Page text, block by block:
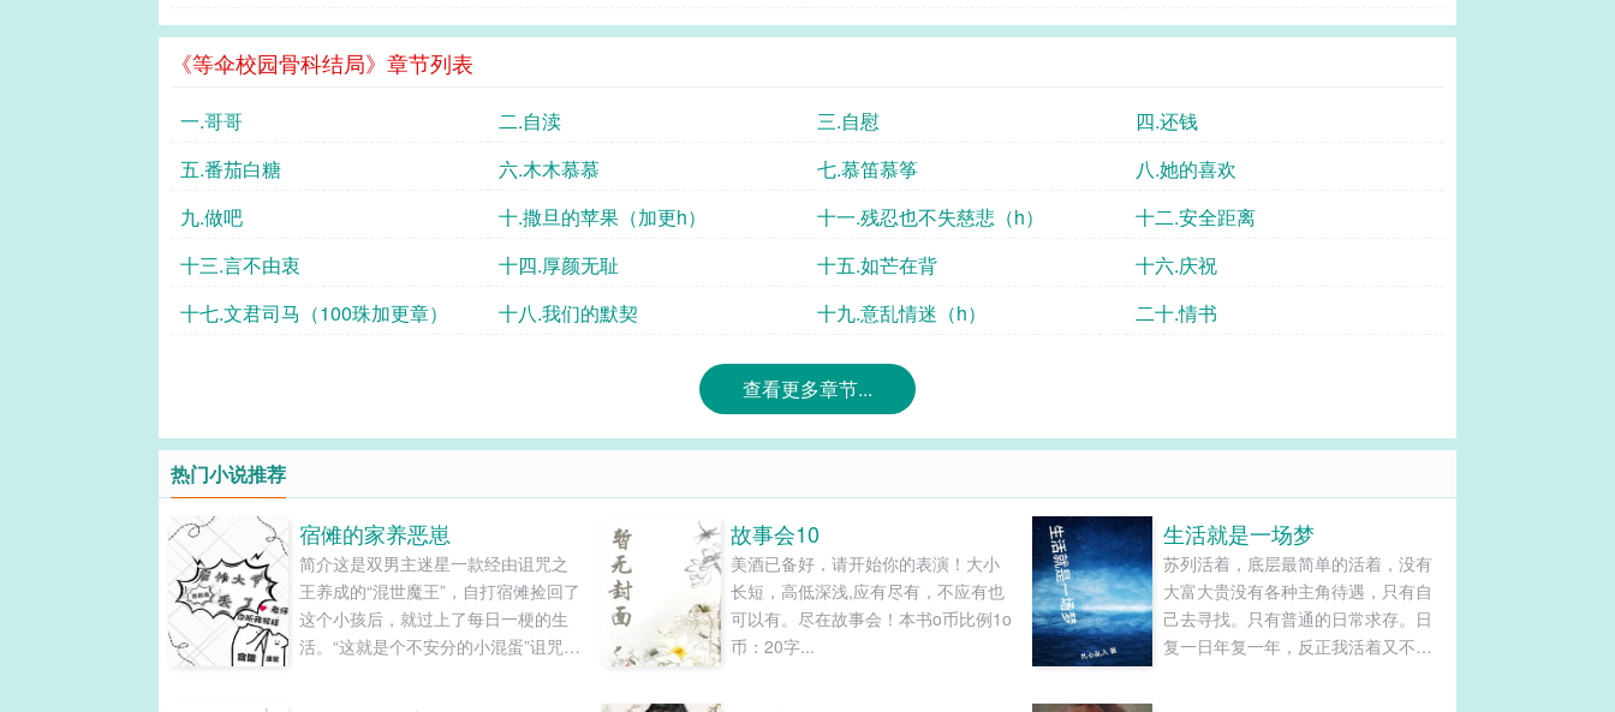
《等伞校园骨科结局》章节列表
一.哥哥 二.自渎 三.自慰
四.还钱
五.番茄白糖
六.木木慕慕 七.慕笛慕筝
八.她的喜欢
九.做吧
十.撒旦的苹果（加更h） 十一.残忍也不失慈悲（h）
十二.安全距离
十三.言不由衷
十四.厚颜无耻 十五.如芒在背
十六.庆祝
十七.文君司马（100珠加更章）
十八.我们的默契 十九.意乱情迷（h） 二十.情书
查看更多章节...
热门小说推荐
宿傩的家养恶崽
简介这是双男主迷星一款经由诅咒之
王养成的“混世魔王”，自打宿傩捡回了
这个小孩后，就过上了每日一梗的生
活。“这就是个不安分的小混蛋”诅咒之
故事会10
美酒已备好，请开始你的表演！大小
长短，高低深浅,应有尽有，不应有也
可以有。尽在故事会！本书o币比例1o
币：20字...
生活就是一场梦
苏列活着，底层最简单的活着，没有
大富大贵没有各种主角待遇，只有自
己去寻找。只有普通的日常求存。日
复一日年复一年，反正我活着又不是